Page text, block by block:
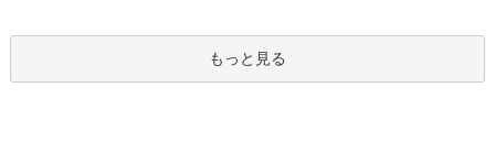
もっと見る